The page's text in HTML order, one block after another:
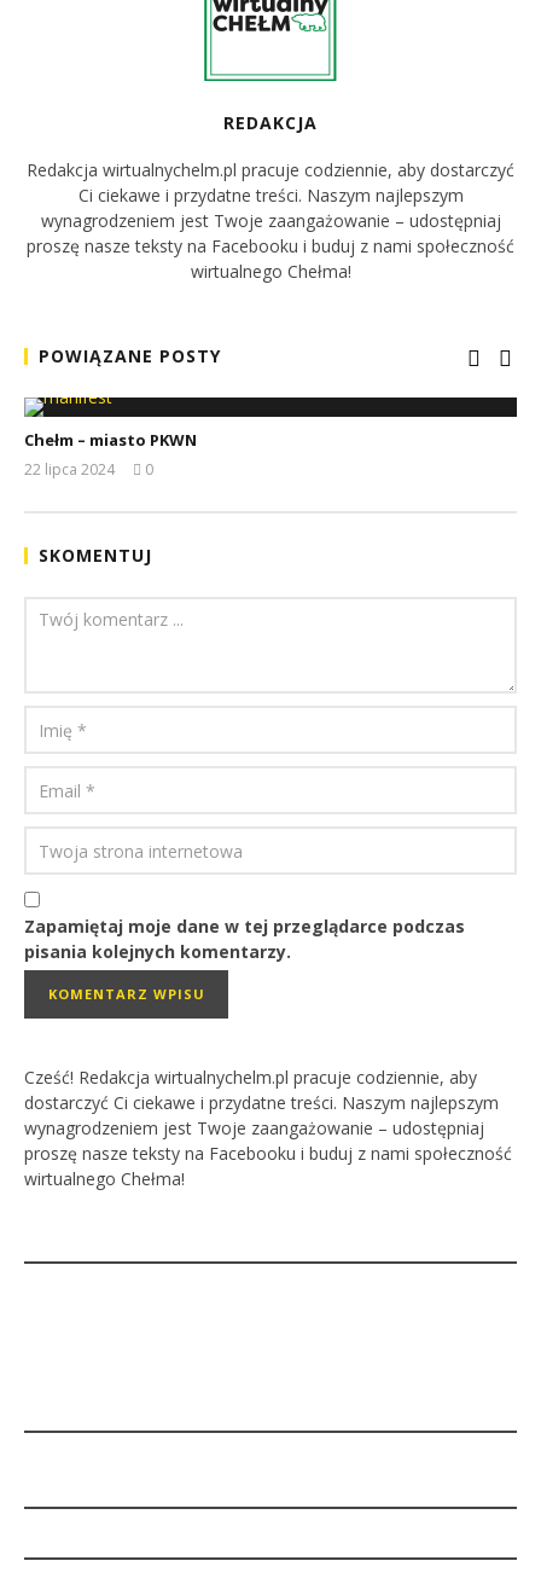
REDAKCJA
Redakcja wirtualnychelm.pl pracuje codziennie, aby dostarczyć
Ci ciekawe i przydatne treści. Naszym najlepszym
wynagrodzeniem jest Twoje zaangażowanie – udostępniaj
proszę nasze teksty na Facebooku i buduj z nami społeczność
wirtualnego Chełma!
POWIĄZANE POSTY
Chełm – miasto PKWN
22 lipca 2024
0
SKOMENTUJ
Zapamiętaj moje dane w tej przeglądarce podczas
pisania kolejnych komentarzy.
Cześć! Redakcja wirtualnychelm.pl pracuje codziennie, aby
dostarczyć Ci ciekawe i przydatne treści. Naszym najlepszym
wynagrodzeniem jest Twoje zaangażowanie – udostępniaj
proszę nasze teksty na Facebooku i buduj z nami społeczność
wirtualnego Chełma!